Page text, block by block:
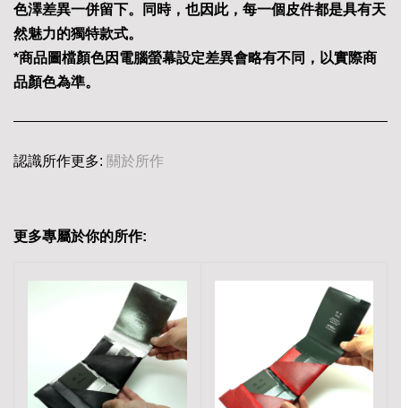
色澤差異一併留下。同時，也因此，每一個皮件都是具有天
然魅力的獨特款式。
*商品圖檔顏色因電腦螢幕設定差異會略有不同，以實際商
品顏色為準。
認識所作更多: 關於所作
更多專屬於你的所作: